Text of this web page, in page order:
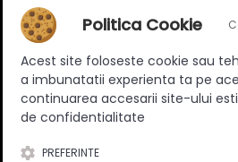
Iluminat comercial: Potrivit
conferințe, magazine și alte
necesită o iluminare eficientă
Proiecte de bricolaj și
și estetică pentru diverse
Politica Cookie
Acest site foloseste cookie sau
a imbunatatii experienta ta pe
continuarea accesarii site-ului esti de
de confidentialitate
PREFERINTE